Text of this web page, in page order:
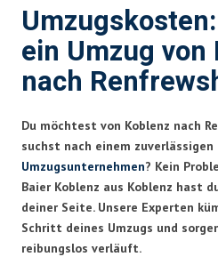
ein Umzug von
nach
Du möchtest von Koblenz nach
suchst nach einem
Umzugsunternehmen? Kein
Baier Koblenz aus Koblenz hast
deiner Seite. Unsere Experten
Schritt deines Umzugs und
reibungslos verläuft.